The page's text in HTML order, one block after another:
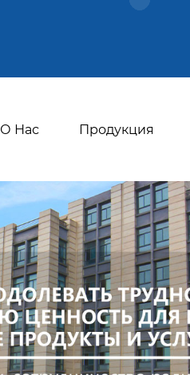
О Нас Продукция